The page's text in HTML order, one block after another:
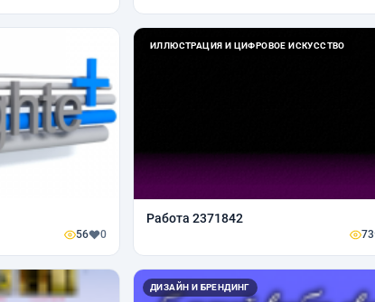
56 0
ИЛЛЮСТРАЦИЯ И ЦИФРОВОЕ ИСКУССТВО
Работа 2371842
73
ДИЗАЙН И БРЕНДИНГ